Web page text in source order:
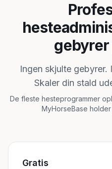
gebyrer
Ingen skjulte gebyrer.
Skaler din stald
De fleste hesteprogrammer
MyHorseBase
Gratis